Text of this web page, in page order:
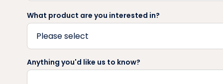
What product are you interested in?
Anything you'd like us to know?